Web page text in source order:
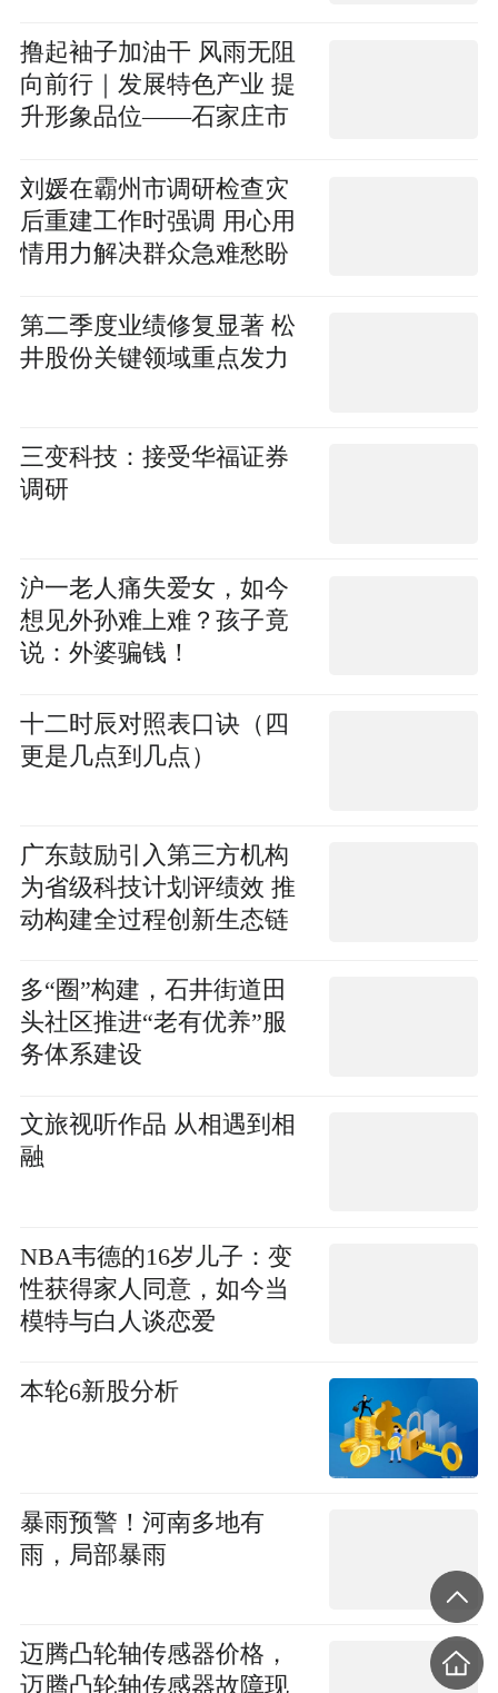
撸起袖子加油干 风雨无阻
向前行｜发展特色产业 提
升形象品位——石家庄市
刘媛在霸州市调研检查灾
后重建工作时强调 用心用
情用力解决群众急难愁盼
快复工复产
第二季度业绩修复显著 松
井股份关键领域重点发力
三变科技：接受华福证券
调研
沪一老人痛失爱女，如今
想见外孙难上难？孩子竟
说：外婆骗钱！
十二时辰对照表口诀（四
更是几点到几点）
广东鼓励引入第三方机构
为省级科技计划评绩效 推
动构建全过程创新生态链
多“圈”构建，石井街道田
头社区推进“老有优养”服
务体系建设
文旅视听作品 从相遇到相
融
NBA韦德的16岁儿子：变
性获得家人同意，如今当
模特与白人谈恋爱
本轮6新股分析
暴雨预警！河南多地有
雨，局部暴雨
迈腾凸轮轴传感器价格，
迈腾凸轮轴传感器故障现